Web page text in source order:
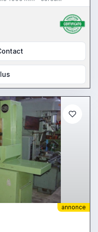
rettificabile 700 mm - corsa
650 mm - motore mola
- CN Favretto
annonce